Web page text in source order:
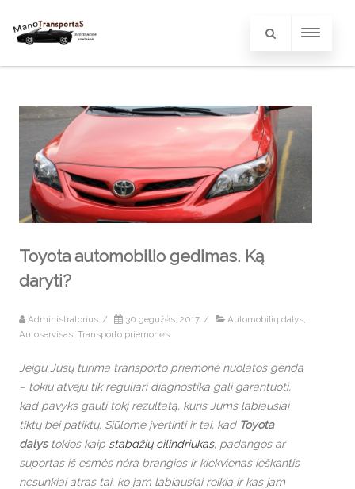
Toyota automobilio gedimas. Ką
daryti?
Administratorius / 30 gegužės, 2017 / Automobilių dalys
Autoservisas Transporto priemonės
Jeigu Jūsų turima transporto priemonė nuolatos genda
– tokiu atveju tik reguliari diagnostika gali garantuoti,
kad pavyks gauti tokį rezultatą, kuris Jums labiausiai
tiktų bei patiktų. Siūlome įvertinti ir tai, kad Toyota
dalystokios kaip stabdžių cilindriukas, padangos ar
suportas iš esmės nėra brangios ir kiekvienas ieškantis
nesunkiai atras tai, ko jam labiausiai reikia ir kas jam